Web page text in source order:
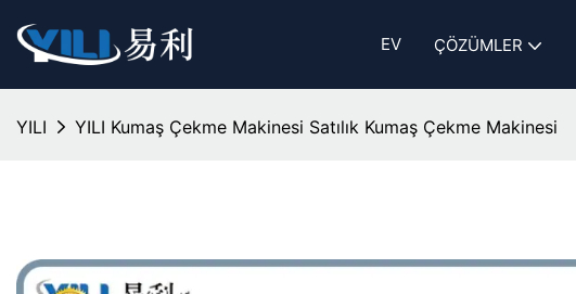
EV ÇÖZÜMLER
YILI YILI Kumaş Çekme Makinesi Satılık Kumaş Çekme Makinesi